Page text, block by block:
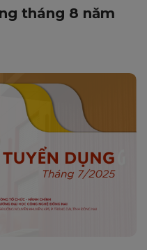
tháng 8 năm